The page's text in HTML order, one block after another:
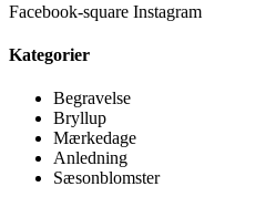
Facebook-square Instagram
Kategorier
Begravelse
Bryllup
Mærkedage
Anledning
Sæsonblomster